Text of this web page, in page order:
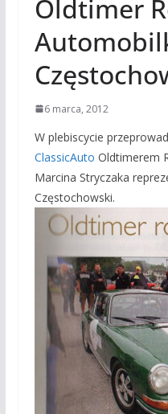
Oldtimer
6 marca, 2012
W plebiscycie
ClassicAuto Oldtimerem
Marcina Stryczaka
Częstochowski.